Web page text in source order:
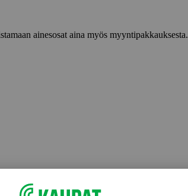
ainesosat aina myös myyntipakkauksesta.